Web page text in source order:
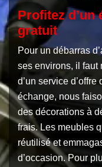
Profitez d’un
gratuit
Pour un débarras
ses environs, il faut
d’un service
échange, nous
des décorations à
frais. Les meubles
réutilisé et
d’occasion. Pour